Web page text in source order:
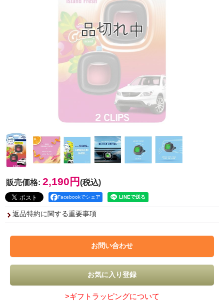
販売価格: 2,190円 (税込)
Facebookでシェア
返品特約に関する重要事項
>ギフトラッピングについて